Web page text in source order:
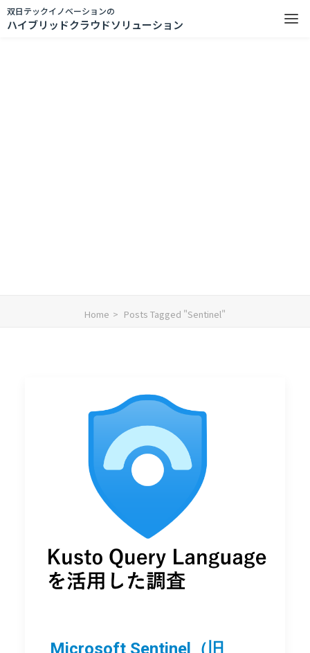
双日テックイノベーションの
ハイブリッドクラウドソリューション
Home Posts Tagged "Sentinel"
Microsoft Sentinel（旧